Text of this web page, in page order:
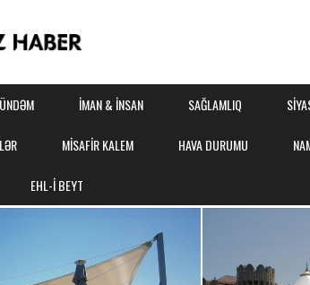
İMAN & İNSAN SAĞLAMLIQ
MİSAFİR KALEM HAVA DURUMU
EHL-İ BEYT